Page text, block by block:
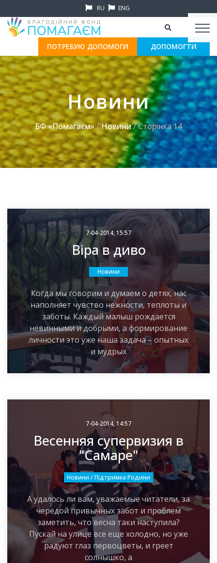
RU ENG
ПОТРЕБУЮ ДОПОМОГИ ДОПОМОГТИ
Новини
БФ «Помагаєм»/Новини/ Сторінка 14
7-04-2014, 15:57
Віра в диво
Новини
Когда мы говорим и думаем о детях, нас
наполняет чувство нежности, теплоты и
заботы. Каждый малыш рождается
невинными и добрыми, а формирование
личности это уже наша задача – опытных
и мудрых
7-04-2014, 14:57
Весенняя супервизия в
"Самаре"
Новини / Підтримка Родини
А удалось ли вам, уважаемые читатели, за
чередой привычных забот и проблем
заметить, что весна таки наступила?
Пускай на улице все еще холодно, но уже
радуют глаз первоцветы, и греет
солнышко, а